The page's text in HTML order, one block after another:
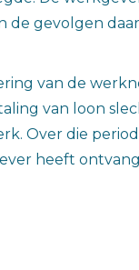
gevolgen
van de
van loon
Over die
heeft